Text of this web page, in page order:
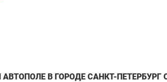
В ГОРОДЕ САНКТ-ПЕТЕРБУРГ